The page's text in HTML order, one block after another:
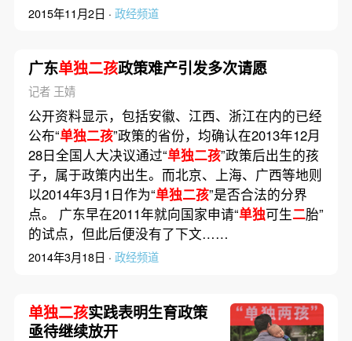
2015年11月2日 · 政经频道
广东单独二孩政策难产引发多次请愿
记者 王婧
公开资料显示，包括安徽、江西、浙江在内的已经
公布“单独二孩”政策的省份，均确认在2013年12月
28日全国人大决议通过“单独二孩”政策后出生的孩
子，属于政策内出生。而北京、上海、广西等地则
以2014年3月1日作为“单独二孩”是否合法的分界
点。 广东早在2011年就向国家申请“单独可生二胎”
的试点，但此后便没有了下文……
2014年3月18日 · 政经频道
单独二孩实践表明生育政策
亟待继续放开